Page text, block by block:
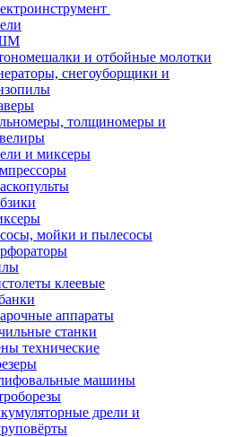
и отбойные молотки
снегоуборщики и
толщиномеры и
и миксеры
мойки и пылесосы
клеевые
аппараты
станки
технические
машины
дрели и